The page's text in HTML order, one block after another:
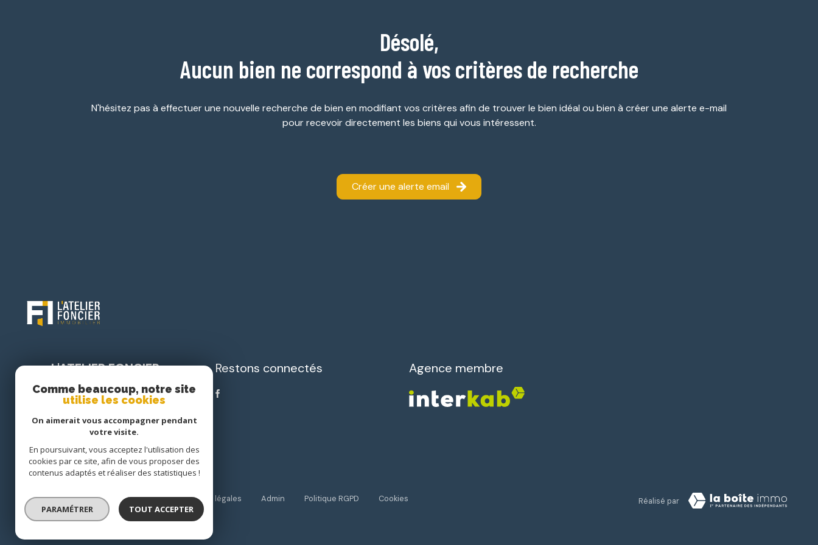
Désolé,
Aucun bien ne correspond à vos critères de recherche
N'hésitez pas à effectuer une nouvelle recherche de bien en modifiant vos critères afin de trouver le bien idéal ou bien à créer une alerte e-mail
pour recevoir directement les biens qui vous intéressent.
Créer une alerte email
L'ATELIER FONCIER
IMMOBILIER
accueil@latelierfoncierimmobilier.com
24750 Boulazac
Restons connectés Agence membre
Nos partenaires Nos honoraires Mentions légales Admin Politique RGPD Cookies
© 2026 | Tous droits réservés
Réalisé par
Comme beaucoup, notre site
utilise les cookies
On aimerait vous accompagner pendant
votre visite.
En poursuivant, vous acceptez l'utilisation des
cookies par ce site, afin de vous proposer des
contenus adaptés et réaliser des statistiques !
PARAMÉTRER TOUT ACCEPTER